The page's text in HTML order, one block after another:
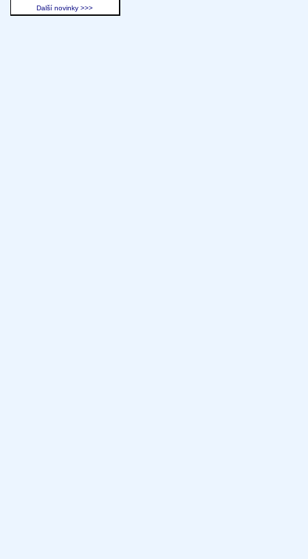
Další novinky >>>